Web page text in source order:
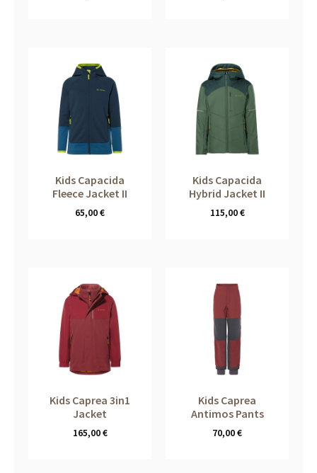
Kids Capacida
Fleece Jacket II
65,00€
Kids Capacida
Hybrid Jacket II
115,00€
Kids Caprea 3in1
Jacket
165,00€
Kids Caprea
Antimos Pants
70,00€